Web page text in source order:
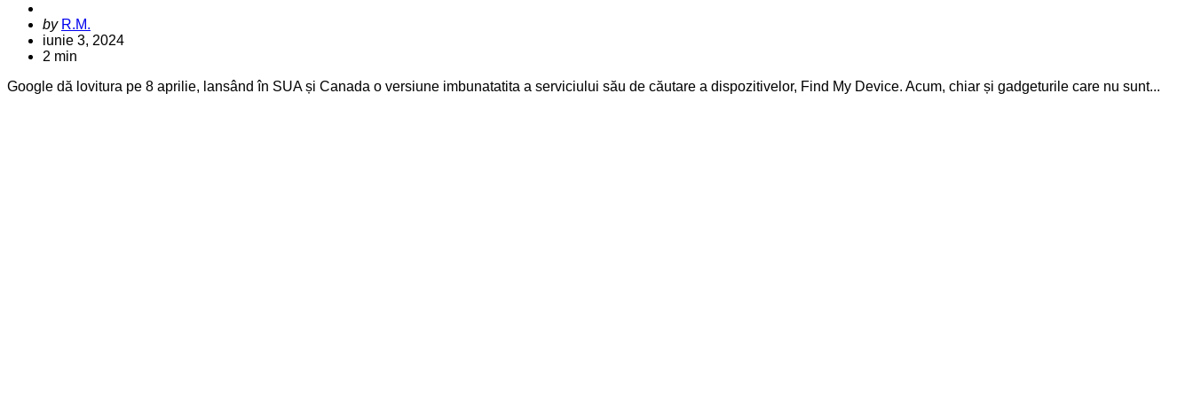
Posted
by
by R.M.
iunie 3, 2024
2 min
Google dă lovitura pe 8 aprilie, lansând în SUA și Canada o versiune imbunatatita a serviciului său de căutare a dispozitivelor, Find My Device. Acum, chiar și gadgeturile care nu sunt...